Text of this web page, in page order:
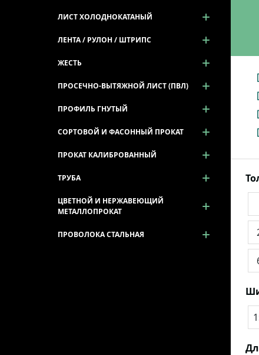
ЛИСТ ХОЛОДНОКАТАНЫЙ
ЛЕНТА / РУЛОН / ШТРИПС
ЖЕСТЬ
ПРОСЕЧНО-ВЫТЯЖНОЙ ЛИСТ (ПВЛ)
ПРОФИЛЬ ГНУТЫЙ
СОРТОВОЙ И ФАСОННЫЙ ПРОКАТ
ПРОКАТ КАЛИБРОВАННЫЙ
ТРУБА
ЦВЕТНОЙ И НЕРЖАВЕЮЩИЙ
МЕТАЛЛОПРОКАТ
ПРОВОЛОКА СТАЛЬНАЯ